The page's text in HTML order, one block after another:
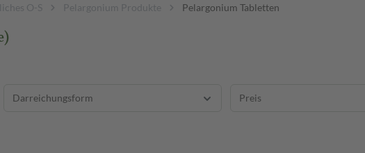
O-S Pelargonium Produkte Pelargonium Tabletten
Darreichungsform Preis